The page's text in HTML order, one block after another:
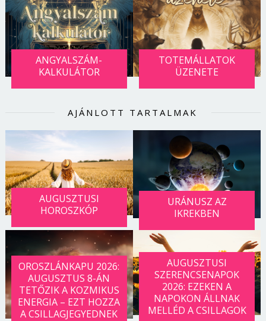
ANGYALSZÁM-
KALKULÁTOR
TOTEMÁLLATOK
ÜZENETE
AJÁNLOTT TARTALMAK
AUGUSZTUSI
HOROSZKÓP
URÁNUSZ AZ
IKREKBEN
OROSZLÁNKAPU 2026:
AUGUSZTUS 8-ÁN
TETŐZIK A KOZMIKUS
ENERGIA – EZT HOZZA
A CSILLAGJEGYEDNEK
AUGUSZTUSI
SZERENCSENAPOK
2026: EZEKEN A
NAPOKON ÁLLNAK
MELLÉD A CSILLAGOK